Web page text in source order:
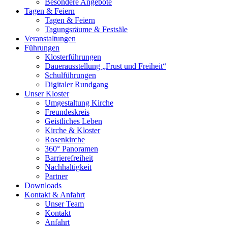
Besondere Angebote
Tagen & Feiern
Tagen & Feiern
Tagungsräume & Festsäle
Veranstaltungen
Führungen
Klosterführungen
Dauerausstellung „Frust und Freiheit“
Schulführungen
Digitaler Rundgang
Unser Kloster
Umgestaltung Kirche
Freundeskreis
Geistliches Leben
Kirche & Kloster
Rosenkirche
360° Panoramen
Barrierefreiheit
Nachhaltigkeit
Partner
Downloads
Kontakt & Anfahrt
Unser Team
Kontakt
Anfahrt